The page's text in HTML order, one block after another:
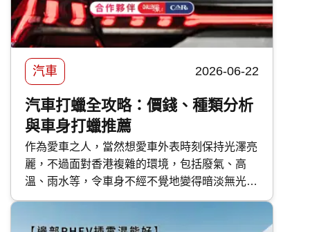
汽車 2026-06-22
汽車打蠟全攻略：價錢、種類分析
與車身打蠟推薦
作為愛車之人，當然想愛車外表時刻保持光澤亮
麗，不過面對香港複雜的環境，包括廢氣、高
溫、雨水等，令車身不經不覺地變得暗淡無光，
如果不及時打理保護，隨時會對車漆造成不可逆